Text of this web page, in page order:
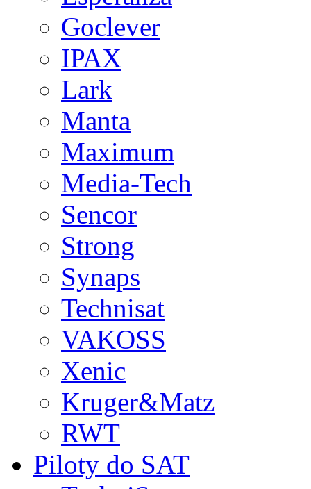
Goclever
IPAX
Lark
Manta
Maximum
Media-Tech
Sencor
Strong
Synaps
Technisat
VAKOSS
Xenic
Kruger&Matz
RWT
Piloty do SAT